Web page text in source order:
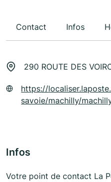
Contact Infos
290 ROUTE DES
https://
savoie/machilly/
Infos
Votre point de contact La